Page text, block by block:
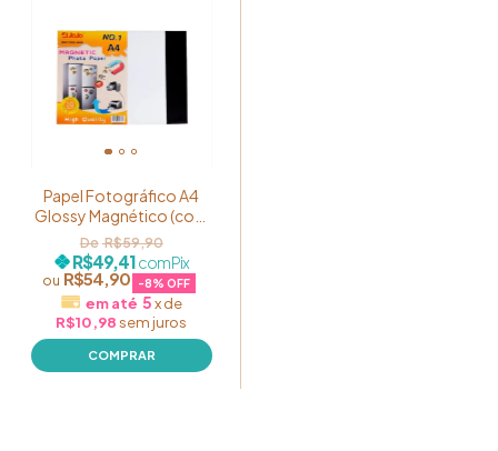
Papel Fotográfico A4
Glossy Magnético (com
ímã) 680g - Pct 10
Folhas | Jojo Paper
R$54,90 -8% OFF
R$59,90
R$49,41comPix
5xde
R$10,98sem juros